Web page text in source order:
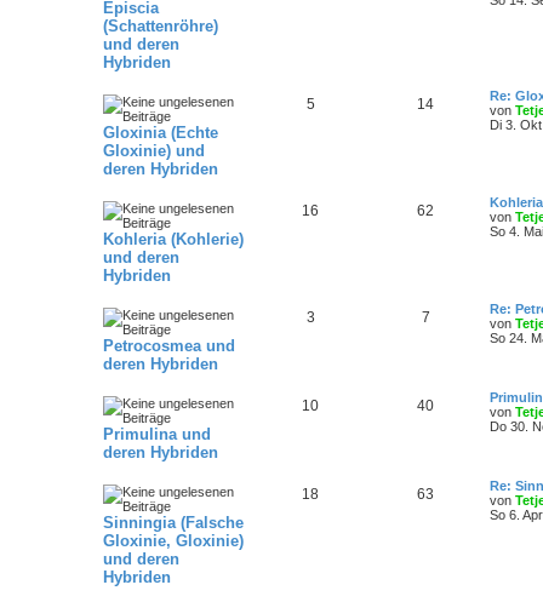
Episcia
(Schattenröhre)
und deren
Hybriden
Gloxinia (Echte
Gloxinie) und
deren Hybriden
5 14
Re:
von
Di 3.
Kohleria (Kohlerie)
und deren
Hybriden
16 62
von
So 4.
Petrocosmea und
deren Hybriden
3 7
Re:
von
So 24.
Primulina und
deren Hybriden
10 40
von
Do 30.
Sinningia (Falsche
Gloxinie, Gloxinie)
und deren
Hybriden
18 63
Re:
von
So 6.